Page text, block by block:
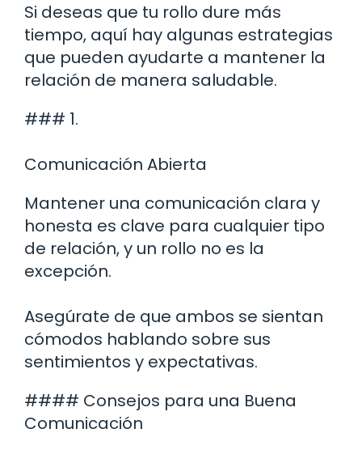
Si deseas que tu rollo dure más
tiempo, aquí hay algunas estrategias
que pueden ayudarte a mantener la
relación de manera saludable.
### 1.
Comunicación Abierta
Mantener una comunicación clara y
honesta es clave para cualquier tipo
de relación, y un rollo no es la
excepción.
Asegúrate de que ambos se sientan
cómodos hablando sobre sus
sentimientos y expectativas.
#### Consejos para una Buena
Comunicación